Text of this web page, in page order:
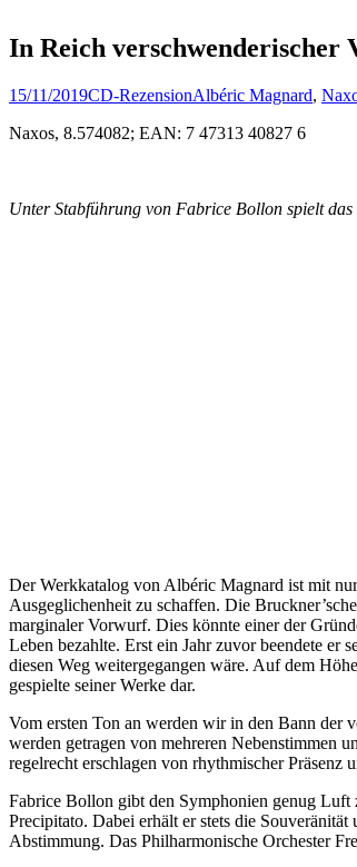
In Reich verschwenderischer
15/11/2019CD-RezensionAlbéric Magnard,
Naxos, 8.574082; EAN: 7 47313 40827 6
Unter Stabführung von Fabrice Bollon spielt
Der Werkkatalog von Albéric Magnard ist mit
Ausgeglichenheit zu schaffen. Die
marginaler Vorwurf. Dies könnte einer der
Leben bezahlte. Erst ein Jahr zuvor beendete
diesen Weg weitergegangen wäre. Auf dem
gespielte seiner Werke dar.
Vom ersten Ton an werden wir in den Bann der
werden getragen von mehreren Nebenstimmen
regelrecht erschlagen von rhythmischer Präsenz
Fabrice Bollon gibt den Symphonien genug Luft
Precipitato. Dabei erhält er stets die
Abstimmung. Das Philharmonische Orchester